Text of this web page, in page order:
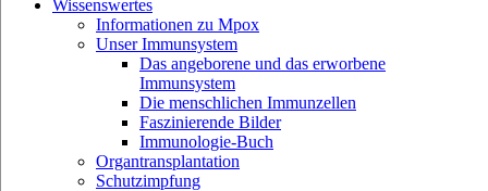
Wissenswertes
Informationen zu Mpox
Unser Immunsystem
Das angeborene und das erworbene
Immunsystem
Die menschlichen Immunzellen
Faszinierende Bilder
Immunologie-Buch
Organtransplantation
Schutzimpfung